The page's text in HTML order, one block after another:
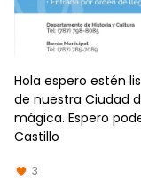
Hola espero estén
de nuestra Ciudad
mágica. Espero
Castillo
3